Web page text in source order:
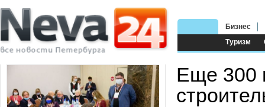
Туризм
Бизнес
Еще 300